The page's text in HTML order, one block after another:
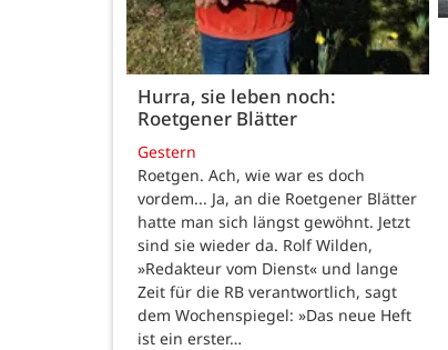
Hurra, sie leben noch:
Roetgener Blätter
Gestern
Roetgen. Ach, wie war es doch
vordem... Ja, an die Roetgener Blätter
hatte man sich längst gewöhnt. Jetzt
sind sie wieder da. Rolf Wilden,
»Redakteur vom Dienst« und lange
Zeit für die RB verantwortlich, sagt
dem Wochenspiegel: »Das neue Heft
ist ein erster…